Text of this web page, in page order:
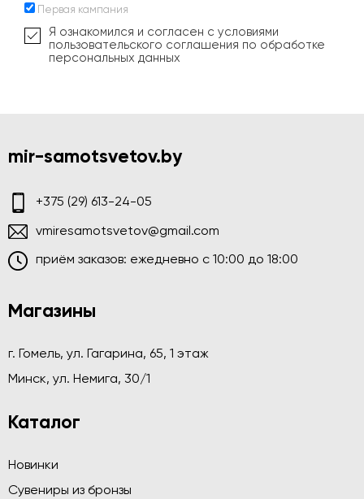
Первая кампания
Я ознакомился и согласен с условиями
пользовательского соглашения по обработке
персональных данных
mir-samotsvetov.by
+375 (29) 613-24-05
vmiresamotsvetov@gmail.com
приём заказов: ежедневно c 10:00 до 18:00
Магазины
г. Гомель, ул. Гагарина, 65, 1 этаж
Минск, ул. Немига, 30/1
Каталог
Новинки
Сувениры из бронзы